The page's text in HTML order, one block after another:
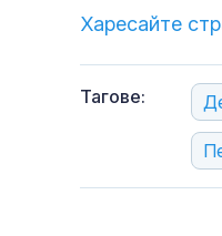
Харесайте
Тагове: